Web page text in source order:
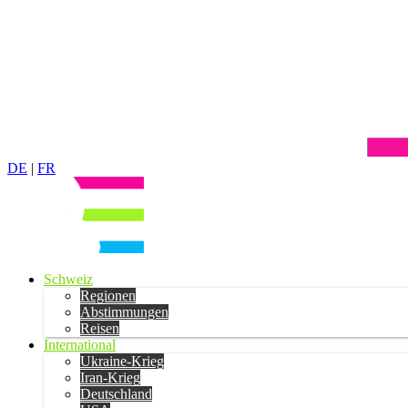
DE | FR
Schweiz
Regionen
Abstimmungen
Reisen
International
Ukraine-Krieg
Iran-Krieg
Deutschland